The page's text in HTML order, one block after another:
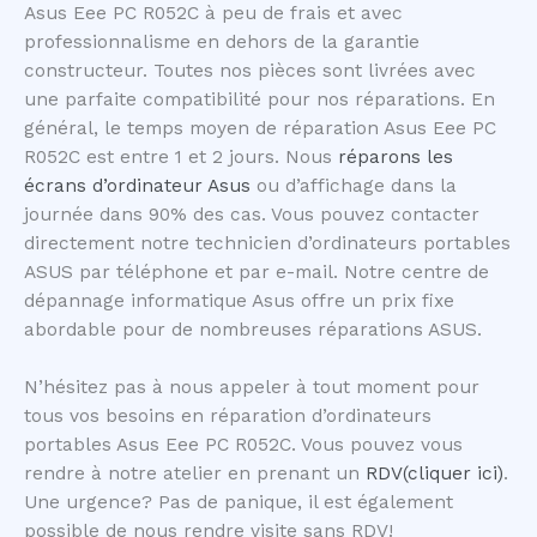
Asus Eee PC R052C à peu de frais et avec
professionnalisme en dehors de la garantie
constructeur. Toutes nos pièces sont livrées avec
une parfaite compatibilité pour nos réparations. En
général, le temps moyen de réparation Asus Eee PC
R052C est entre 1 et 2 jours. Nous réparons les
écrans d’ordinateur Asus ou d’affichage dans la
journée dans 90% des cas. Vous pouvez contacter
directement notre technicien d’ordinateurs portables
ASUS par téléphone et par e-mail. Notre centre de
dépannage informatique Asus offre un prix fixe
abordable pour de nombreuses réparations ASUS.
N’hésitez pas à nous appeler à tout moment pour
tous vos besoins en réparation d’ordinateurs
portables Asus Eee PC R052C. Vous pouvez vous
rendre à notre atelier en prenant un RDV(cliquer ici).
Une urgence? Pas de panique, il est également
possible de nous rendre visite sans RDV!